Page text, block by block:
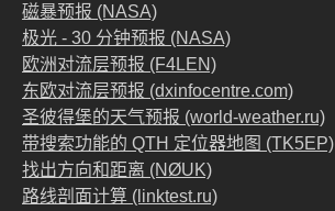
磁暴预报 (NASA)
极光 - 30 分钟预报 (NASA)
欧洲对流层预报 (F4LEN)
东欧对流层预报 (dxinfocentre.com)
圣彼得堡的天气预报 (world-weather.ru)
带搜索功能的 QTH 定位器地图 (TK5EP)
找出方向和距离 (NØUK)
路线剖面计算 (linktest.ru)